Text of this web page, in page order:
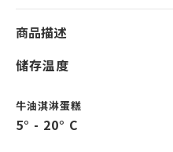
商品描述
储存温度
牛油淇淋蛋糕
5° - 20° C